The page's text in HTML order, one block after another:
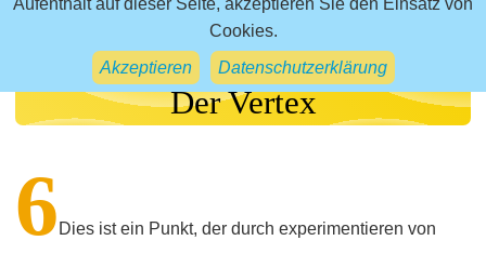
Cookies.
Akzeptieren Datenschutzerklärung
Geistes, der Alles erschaffen hat wirkt dies sicher
Der Vertex
6 Dies ist ein Punkt, der durch experimentieren von